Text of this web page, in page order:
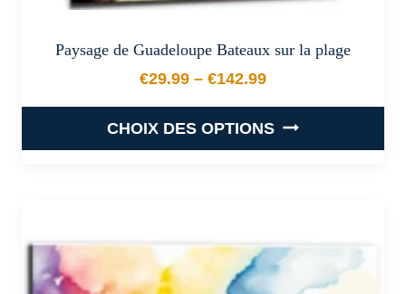
Paysage de Guadeloupe Bateaux sur la plage
€29.99 – €142.99
Plage de prix : €29.99 à
CHOIX DES OPTIONS
variations.
Les